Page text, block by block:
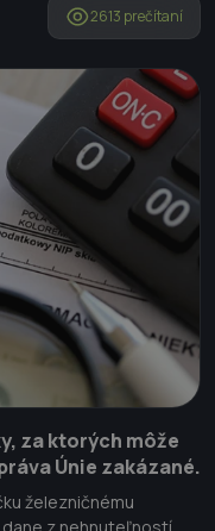
2613 prečítaní
za ktorých môže
Únie zakázané.
železničnému